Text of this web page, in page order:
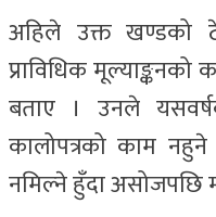
अहिले उक्त खण्डको
प्राविधिक
बताए । उनले
कालोपत्रको काम नहुने
नमिल्ने हुँदा असोजपछि